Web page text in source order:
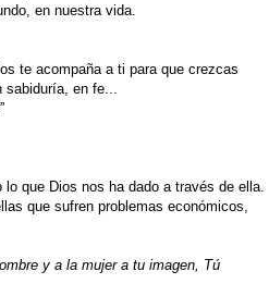
en nuestra vida.
te acompaña a ti para que crezcas
en fe...
que Dios nos ha dado a través de ella.
que sufren problemas económicos,
y a la mujer a tu imagen, Tú